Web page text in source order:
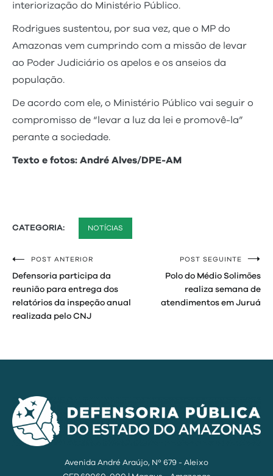
interiorização do Ministério Público.
Rodrigues sustentou, por sua vez, que o MP do
Amazonas vem cumprindo com a missão de levar
ao Poder Judiciário os apelos e os anseios da
população.
De acordo com ele, o Ministério Público vai seguir o
compromisso de “levar a luz da lei e promovê-la”
perante a sociedade.
Texto e fotos: André Alves/DPE-AM
CATEGORIA: NOTÍCIAS
Navegação
de
Post
POST ANTERIOR
Defensoria participa da
reunião para entrega dos
relatórios da inspeção anual
realizada pelo CNJ
POST SEGUINTE
Polo do Médio Solimões
realiza semana de
atendimentos em Juruá
Avenida André Araújo, Nº 679 - Aleixo